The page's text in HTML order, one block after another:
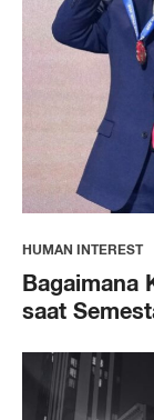
HUMAN INTEREST
Bagaimana
saat